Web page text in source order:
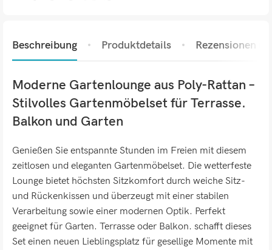
Beschreibung Produktdetails Rezensionen (0)
Moderne Gartenlounge aus Poly-Rattan –
Stilvolles Gartenmöbelset für Terrasse.
Balkon und Garten
Genießen Sie entspannte Stunden im Freien mit diesem
zeitlosen und eleganten Gartenmöbelset. Die wetterfeste
Lounge bietet höchsten Sitzkomfort durch weiche Sitz-
und Rückenkissen und überzeugt mit einer stabilen
Verarbeitung sowie einer modernen Optik. Perfekt
geeignet für Garten. Terrasse oder Balkon. schafft dieses
Set einen neuen Lieblingsplatz für gesellige Momente mit